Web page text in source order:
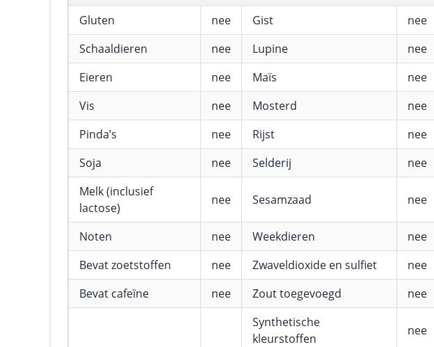
Gluten
nee Gist
nee
Schaaldieren
nee Lupine
nee
Eieren
nee Maïs
nee
Vis
nee Mosterd
nee
Pinda’s
nee Rijst
nee
Soja
nee Selderij
nee
Melk (inclusief
lactose)
nee Sesamzaad nee
Noten nee Weekdieren
nee
Bevat zoetstoffen
nee Zwaveldioxide en sulfiet
nee
Bevat cafeïne
nee Zout toegevoegd
nee
Synthetische
kleurstoffen
nee